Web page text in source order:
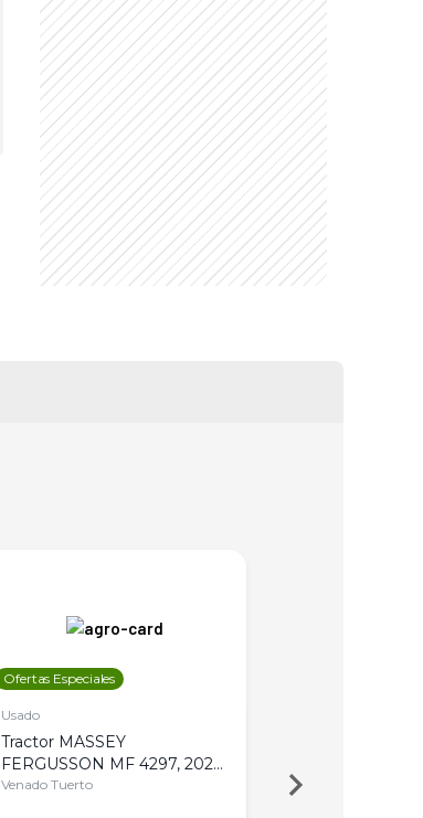
Ofertas Especiales
Usado
Tractor MASSEY
FERGUSSON MF 4297, 2020,
4WD, PATON
Venado Tuerto Venado Tuerto